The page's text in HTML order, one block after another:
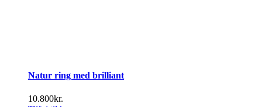
Natur ring med brilliant
10.800kr.